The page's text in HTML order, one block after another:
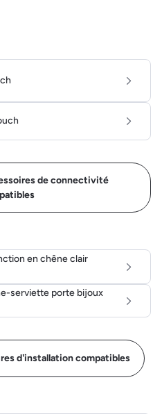
de connectivité
en chêne clair
serviette porte bijoux
d'installation compatibles